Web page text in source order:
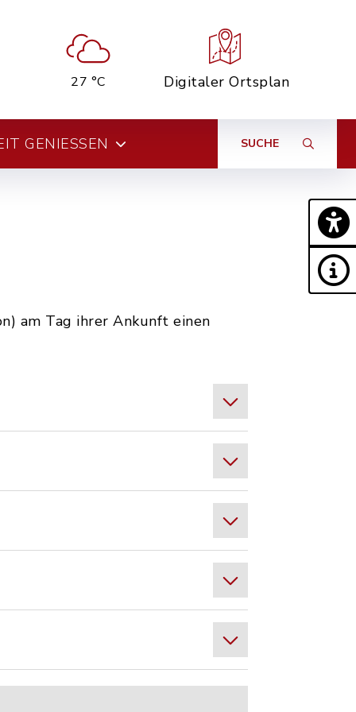
27 °C Digitaler Ortsplan
GENIESSEN SUCHE
am Tag ihrer Ankunft einen